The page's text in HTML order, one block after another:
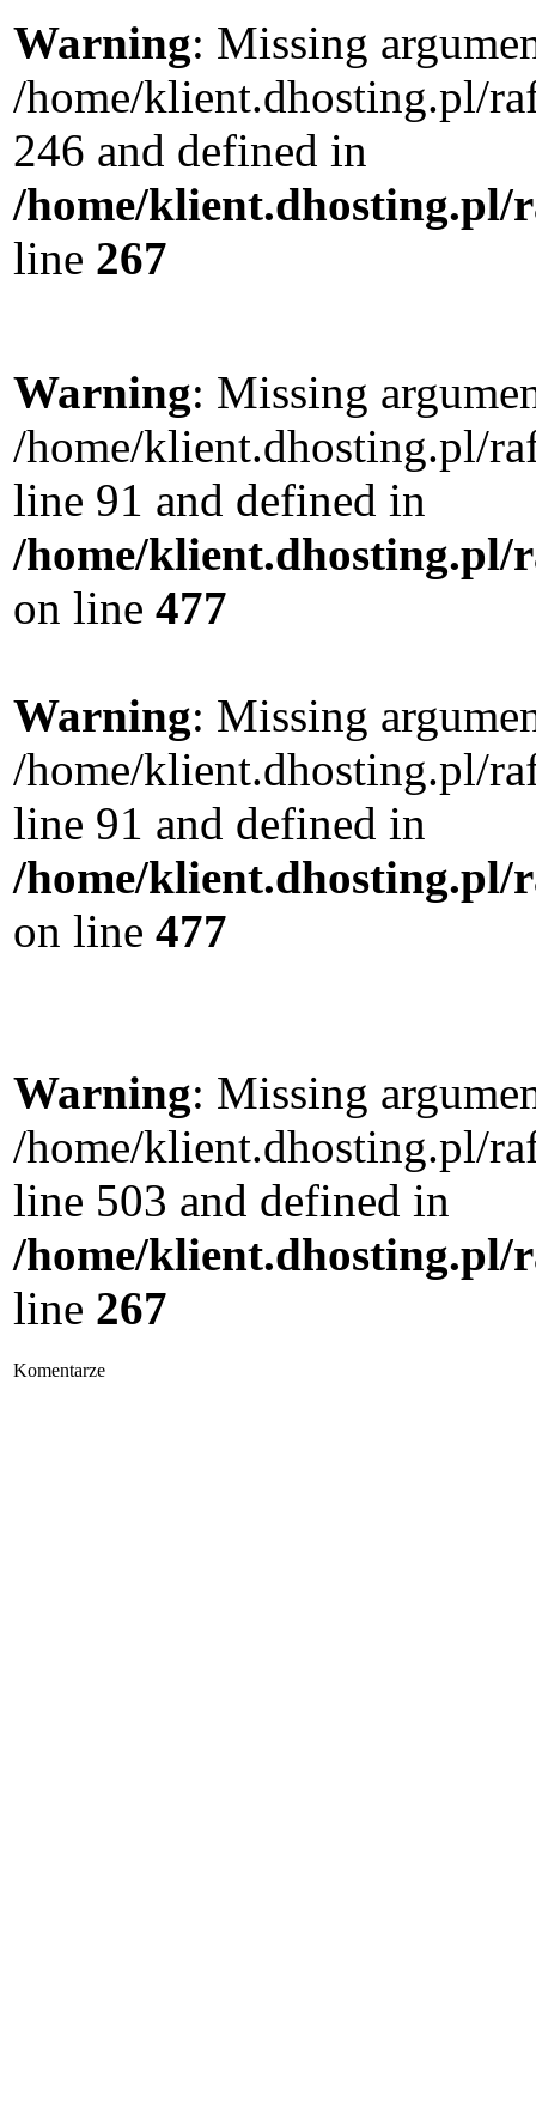
Warning: Missing
/home/klient.dhosting.pl/
246 and defined in
/home/klient.dhosting.pl/
line 267
Warning: Missing
/home/klient.dhosting.pl/
line 91 and defined in
/home/klient.dhosting.pl/
on line 477
Warning: Missing
/home/klient.dhosting.pl/
line 91 and defined in
/home/klient.dhosting.pl/
on line 477
Warning: Missing
/home/klient.dhosting.pl/
line 503 and defined in
/home/klient.dhosting.pl/
line 267
Komentarze